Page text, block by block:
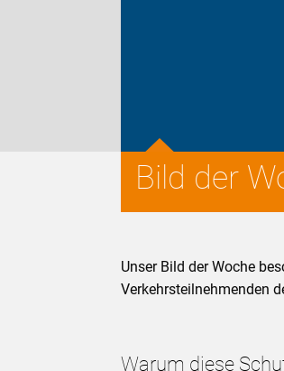
Bild der
Unser Bild der Woche
Verkehrsteilnehmenden
Warum diese